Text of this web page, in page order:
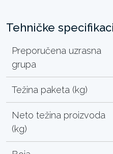
Tehničke
Preporučena uzrasna
grupa
Težina paketa (kg)
Neto težina proizvoda
(kg)